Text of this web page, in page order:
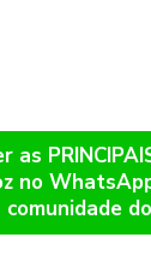
as
no